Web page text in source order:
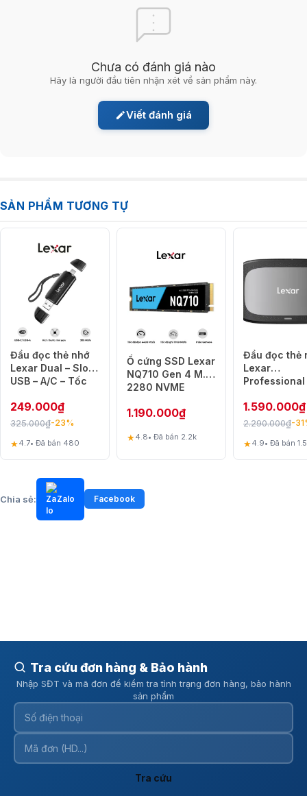
Chia sẻ: Zalo Facebook
Chưa có đánh giá nào
Hãy là người đầu tiên nhận xét về sản phẩm này.
Viết đánh giá
SẢN PHẨM TƯƠNG TỰ
Đầu đọc thẻ nhớ
Lexar Dual – Slot
USB – A/C – Tốc
205MB/s – Kết nối
USB – A và USB –
249.000₫
325.000₫-23%
★4.7• Đã bán 480
Ổ cứng SSD Lexar
NQ710 Gen 4 M.2
2280 NVME
5000Mb/s
1.190.000₫
★4.8• Đã bán 2.2k
Đầu đọc thẻ
Lexar
Professional
– Tốc độ
Gb/giây –
1.590.000₫
2.290.000₫-
★4.9• Đã bán
Tra cứu đơn hàng & Bảo hành
Nhập SĐT và mã đơn để kiểm tra tình trạng đơn hàng, bảo hành
sản phẩm
Tra cứu